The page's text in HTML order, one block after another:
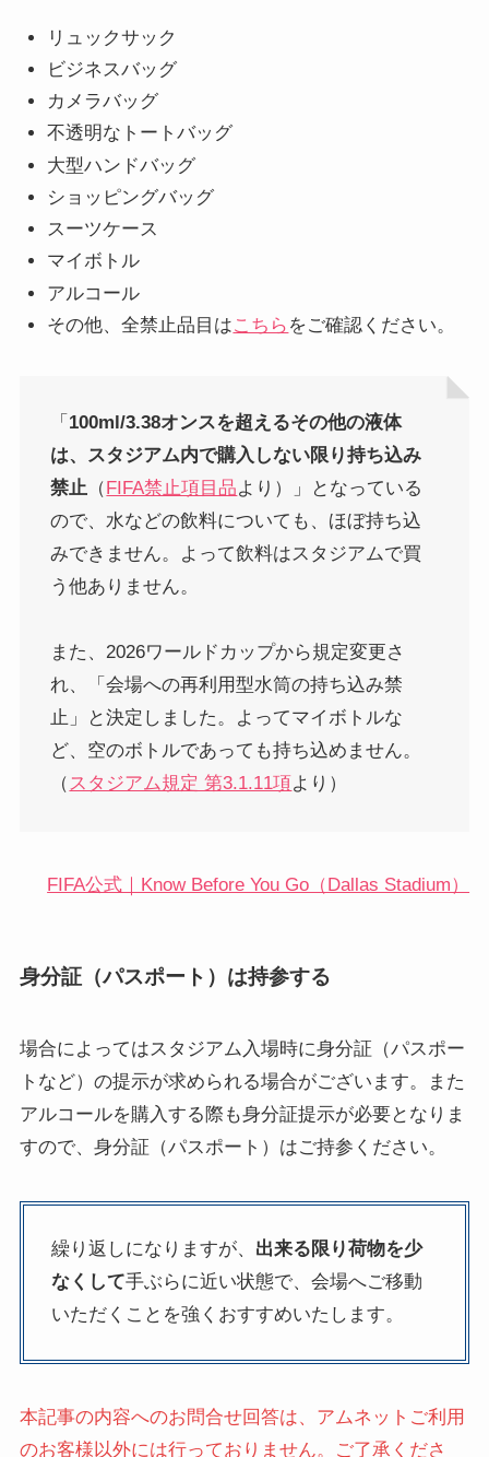
リュックサック
ビジネスバッグ
カメラバッグ
不透明なトートバッグ
大型ハンドバッグ
ショッピングバッグ
スーツケース
マイボトル
アルコール
その他、全禁止品目はこちら をご確認ください。
「 100ml/3.38オンスを超えるその他の液体
は、スタジアム内で購入しない限り持ち込み
禁止 （ FIFA禁止項目品より）」となっている
ので、水などの飲料についても、ほぼ持ち込
みできません。よって飲料はスタジアムで買
う他ありません。
また、2026ワールドカップから規定変更さ
れ、「会場への再利用型水筒の持ち込み禁
止」と決定しました。よってマイボトルな
ど、空のボトルであっても持ち込めません。
（スタジアム規定 第3.1.11項 より）
FIFA公式｜Know Before You Go（Dallas Stadium）
身分証（パスポート）は持参する
場合によってはスタジアム入場時に身分証（パスポー
トなど）の提示が求められる場合がございます。また
アルコールを購入する際も身分証提示が必要となりま
すので、身分証（パスポート）はご持参ください。
繰り返しになりますが、 出来る限り荷物を少
なくして手ぶらに近い状態で、会場へご移動
いただくことを強くおすすめいたします。
本記事の内容へのお問合せ回答は、アムネットご利用
のお客様以外には行っておりません。ご了承くださ